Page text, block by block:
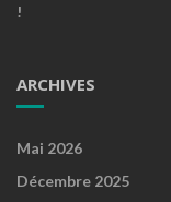
!
ARCHIVES
Mai 2026
Décembre 2025